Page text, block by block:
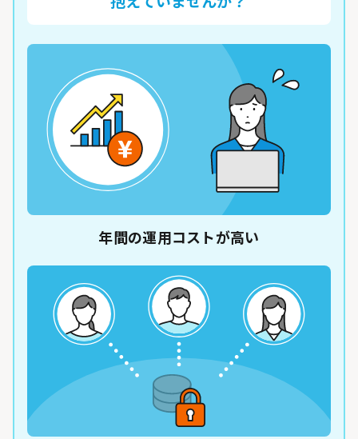
年間の運用コストが高い